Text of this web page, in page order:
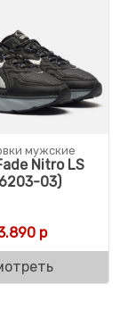
мужские
Nitro LS
03)
р